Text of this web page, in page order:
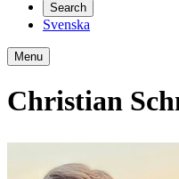
Search
Svenska
Menu
Christian